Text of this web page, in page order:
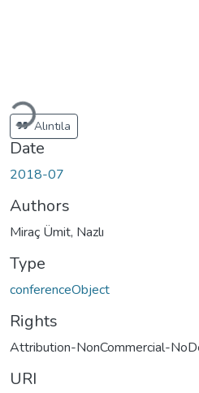
Alıntıla
Date
2018-07
Authors
Miraç Ümit, Nazlı
Type
conferenceObject
Rights
Attribution-NonCommercial-
URI